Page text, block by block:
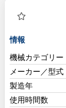
情報
機械カテゴリー
メーカー／型式
製造年
使用時間数